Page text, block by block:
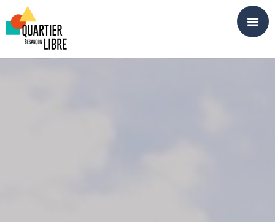
Panneau de gestion des cookies